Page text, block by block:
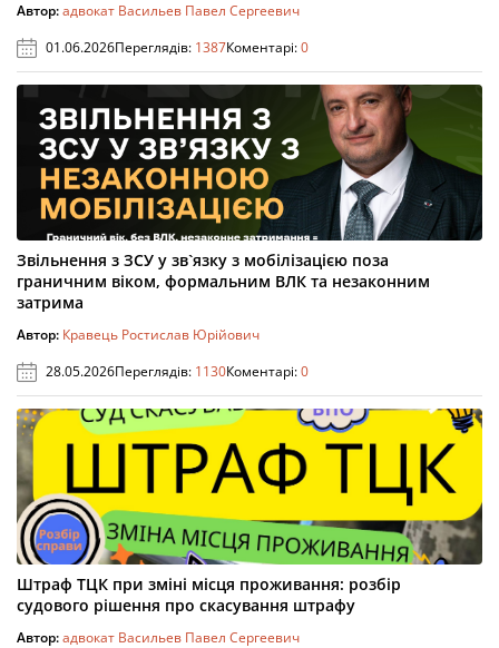
Автор:адвокат Васильев Павел Сергеевич
01.06.2026Переглядів: 1387Коментарі:0
Звільнення з ЗСУ у зв`язку з мобілізацією поза
граничним віком, формальним ВЛК та незаконним
затрима
Автор: Кравець Ростислав Юрійович
28.05.2026Переглядів: 1130Коментарі:0
Штраф ТЦК при зміні місця проживання: розбір
судового рішення про скасування штрафу
Автор:адвокат Васильев Павел Сергеевич